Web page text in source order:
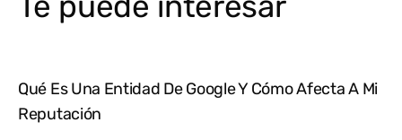
Qué Es Una Entidad De Google Y Cómo Afecta A Mi
Reputación